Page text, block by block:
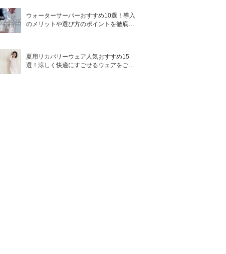
ウォーターサーバーおすすめ10選！導入
のメリットや選び方のポイントを徹底解
夏用リカバリーウェア人気おすすめ15
選！涼しく快適にすごせるウェアをご紹